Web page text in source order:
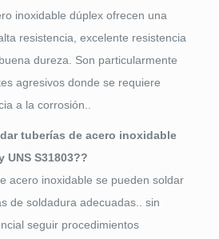
inoxidable dúplex ofrecen una
resistencia, excelente resistencia
dureza. Son particularmente
agresivos donde se requiere
a la corrosión..
tuberías de acero inoxidable
UNS S31803??
acero inoxidable se pueden soldar
de soldadura adecuadas.. sin
seguir procedimientos